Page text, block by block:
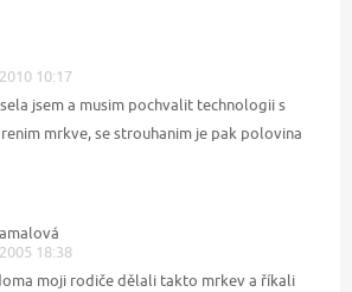
10:17
jsem a musim pochvalit technologii s
mrkve, se strouhanim je pak polovina
18:38
moji rodiče dělali takto mrkev a říkali